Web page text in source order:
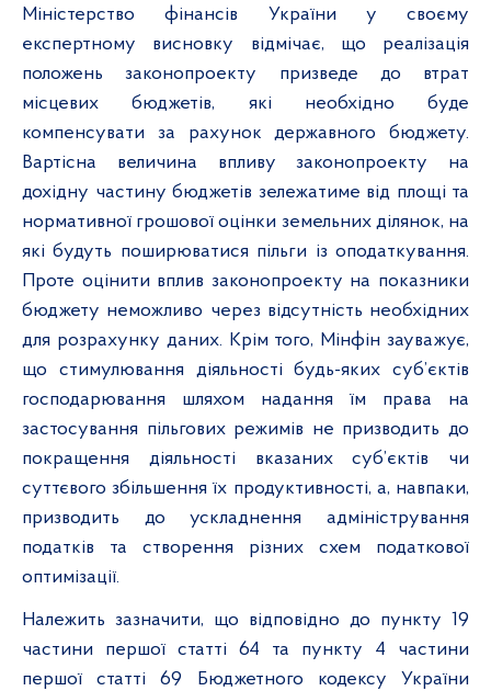
Міністерство фінансів України у своєму
експертному висновку відмічає, що реалізація
положень законопроекту призведе до втрат
місцевих бюджетів, які необхідно буде
компенсувати за рахунок державного бюджету.
Вартісна величина впливу законопроекту на
дохідну частину бюджетів зележатиме від площі та
нормативної грошової оцінки земельних ділянок, на
які будуть поширюватися пільги із оподаткування.
Проте оцінити вплив законопроекту на показники
бюджету неможливо через відсутність необхідних
для розрахунку даних. Крім того, Мінфін зауважує,
що стимулювання діяльності будь-яких суб’єктів
господарювання шляхом надання їм права на
застосування пільгових режимів не призводить до
покращення діяльності вказаних суб’єктів чи
суттєвого збільшення їх продуктивності, а, навпаки,
призводить до ускладнення адміністрування
податків та створення різних схем податкової
оптимізації.
Належить зазначити, що відповідно до пункту 19
частини першої статті 64 та пункту 4 частини
першої статті 69 Бюджетного кодексу України